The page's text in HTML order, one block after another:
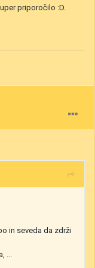
priporočilo :D.
in seveda da zdrži
...